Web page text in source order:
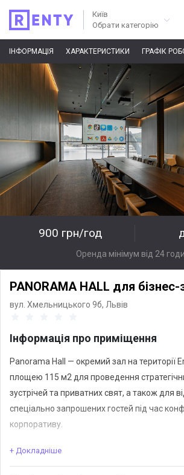
Київ
Обрати категорію
ІНФОРМАЦІЯ ХАРАКТЕРИСТИКИ ГРАФІК
900 грн/год
Оренда мінімум від 24
PANORAMA HALL для бізнес-
вул. Хмельницького 9б, Львів
Інформація про приміщення
Panorama Hall — окремий зал на території
площею 115 м2 для проведення
зустрічей та приватних свят, а також для
спеціально запрошених гостей під час
корпоративу.
ЕКСКЛЮЗИВНА ЛОКАЦІЯ, ОСНОВНІ
+ Докладніше